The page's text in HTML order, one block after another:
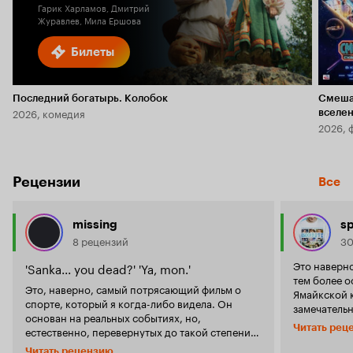
Билеты
Гарик Харламов, Дмитрий
Журавлев, Мила Ершова
Последний богатырь. Колобок
2026, комедия
2026,
Рецензии Все
missing
8 рецензий
'Sanka... you dead?' 'Ya, mon.'
Это, наверно, самый потрясающий фильм о
спорте, который я когда-либо видела. Он
основан на реальных событиях, но,
естественно, перевернутых до такой степени,
что от реальных событий осталась только идея
Это
тем более
Ямайкской
ещё в этом
драмы.
Читать